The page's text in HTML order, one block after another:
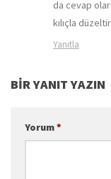
da cevap
kılıçla
Yanıtla
BIR YANIT YAZIN
Yorum*